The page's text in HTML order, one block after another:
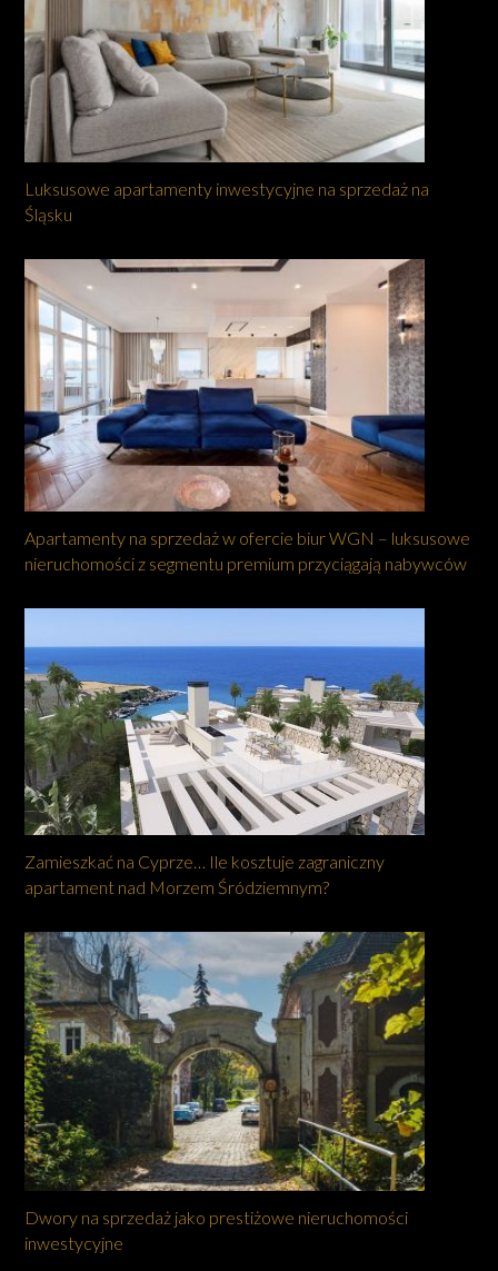
Luksusowe apartamenty inwestycyjne na sprzedaż na
Śląsku
Apartamenty na sprzedaż w ofercie biur WGN – luksusowe
nieruchomości z segmentu premium przyciągają nabywców
Zamieszkać na Cyprze… Ile kosztuje zagraniczny
apartament nad Morzem Śródziemnym?
Dwory na sprzedaż jako prestiżowe nieruchomości
inwestycyjne